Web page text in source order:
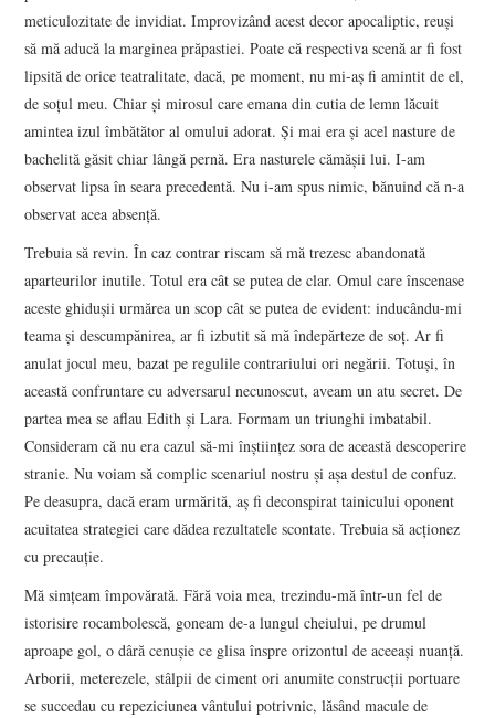
meticulozitate de invidiat. Improvizând acest decor apocaliptic, reuşi
să mă aducă la marginea prăpastiei. Poate că respectiva scenă ar fi fost
lipsită de orice teatralitate, dacă, pe moment, nu mi-aş fi amintit de el,
de soţul meu. Chiar şi mirosul care emana din cutia de lemn lăcuit
amintea izul îmbătător al omului adorat. Şi mai era şi acel nasture de
bachelită găsit chiar lângă pernă. Era nasturele cămăşii lui. I-am
observat lipsa în seara precedentă. Nu i-am spus nimic, bănuind că n-a
observat acea absenţă.
Trebuia să revin. În caz contrar riscam să mă trezesc abandonată
aparteurilor inutile. Totul era cât se putea de clar. Omul care înscenase
aceste ghiduşii urmărea un scop cât se putea de evident: inducându-mi
teama şi descumpănirea, ar fi izbutit să mă îndepărteze de soţ. Ar fi
anulat jocul meu, bazat pe regulile contrariului ori negării. Totuşi, în
această confruntare cu adversarul necunoscut, aveam un atu secret. De
partea mea se aflau Edith şi Lara. Formam un triunghi imbatabil.
Consideram că nu era cazul să-mi înştiinţez sora de această descoperire
stranie. Nu voiam să complic scenariul nostru şi aşa destul de confuz.
Pe deasupra, dacă eram urmărită, aş fi deconspirat tainicului oponent
acuitatea strategiei care dădea rezultatele scontate. Trebuia să acţionez
cu precauţie.
Mă simţeam împovărată. Fără voia mea, trezindu-mă într-un fel de
istorisire rocambolescă, goneam de-a lungul cheiului, pe drumul
aproape gol, o dâră cenuşie ce glisa înspre orizontul de aceeaşi nuanţă.
Arborii, meterezele, stâlpii de ciment ori anumite construcţii portuare
se succedau cu repeziciunea vântului potrivnic, lăsând macule de